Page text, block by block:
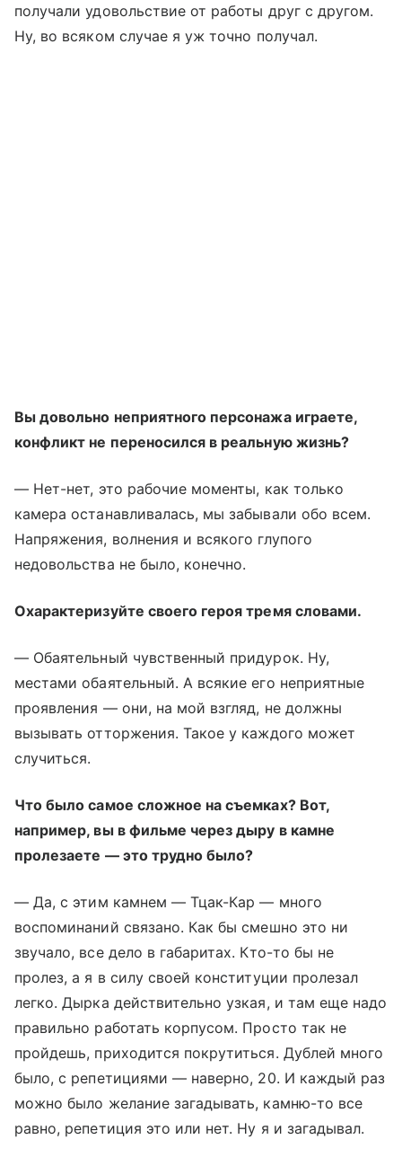
получали удовольствие от работы друг с другом.
Ну, во всяком случае я уж точно получал.
Вы довольно неприятного персонажа играете,
конфликт не переносился в реальную жизнь?
— Нет-нет, это рабочие моменты, как только
камера останавливалась, мы забывали обо всем.
Напряжения, волнения и всякого глупого
недовольства не было, конечно.
Охарактеризуйте своего героя тремя словами.
— Обаятельный чувственный придурок. Ну,
местами обаятельный. А всякие его неприятные
проявления — они, на мой взгляд, не должны
вызывать отторжения. Такое у каждого может
случиться.
Что было самое сложное на съемках? Вот,
например, вы в фильме через дыру в камне
пролезаете — это трудно было?
— Да, с этим камнем — Тцак-Кар — много
воспоминаний связано. Как бы смешно это ни
звучало, все дело в габаритах. Кто-то бы не
пролез, а я в силу своей конституции пролезал
легко. Дырка действительно узкая, и там еще надо
правильно работать корпусом. Просто так не
пройдешь, приходится покрутиться. Дублей много
было, с репетициями — наверно, 20. И каждый раз
можно было желание загадывать, камню-то все
равно, репетиция это или нет. Ну я и загадывал.